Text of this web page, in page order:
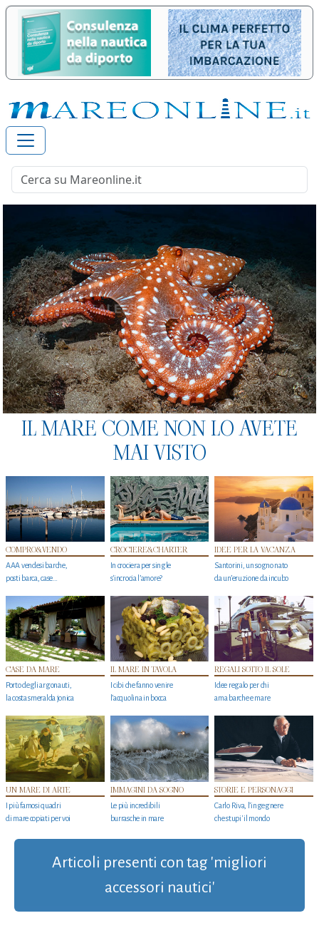
IL MARE COME NON LO AVETE
MAI VISTO
COMPRO&VENDO
AAA vendesi barche,
posti barca, case…
CROCIERE&CHARTER
In crociera per single
s'incrocia l’amore?
IDEE PER LA VACANZA
Santorini, un sogno nato
da un’eruzione da incubo
CASE DA MARE
Porto degli argonauti,
la costa smeralda jonica
IL MARE IN TAVOLA
I cibi che fanno venire
l’acquolina in bocca
REGALI SOTTO IL SOLE
Idee regalo per chi
ama barche e mare
UN MARE DI ARTE
I più famosi quadri
di mare copiati per voi
IMMAGINI DA SOGNO
Le più incredibili
burrasche in mare
STORIE E PERSONAGGI
Carlo Riva, l’ingegnere
che stupi' il mondo
Articoli presenti con tag 'migliori
accessori nautici'